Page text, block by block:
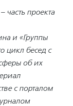
проекта
и «Группы
цикл бесед с
об их
с порталом